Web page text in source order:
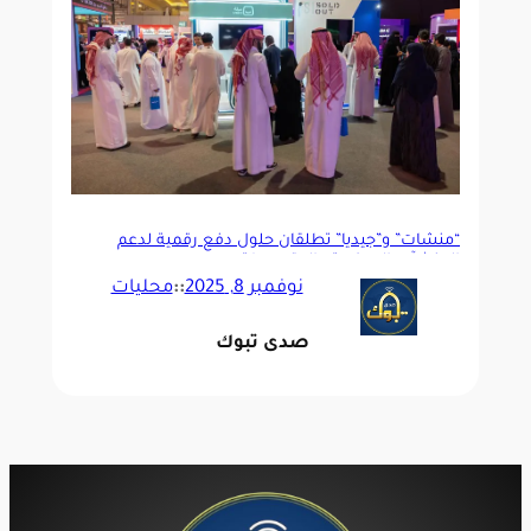
“منشآت” و”جيديا” تطلقان حلول دفع رقمية لدعم
نوفمبر 8, 2025 ::محليات
صدى تبوك